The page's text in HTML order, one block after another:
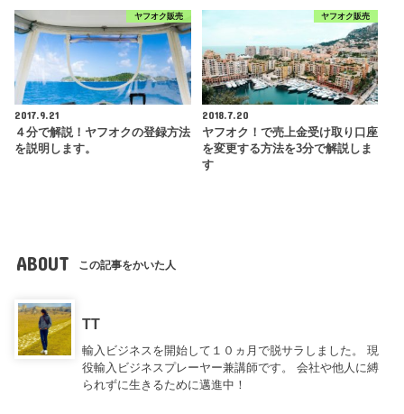
ヤフオク販売
2017.9.21
４分で解説！ヤフオクの登録方法
を説明します。
ヤフオク販売
2018.7.20
ヤフオク！で売上金受け取り口座
を変更する方法を3分で解説しま
す
ABOUT この記事をかいた人
TT
輸入ビジネスを開始して１０ヵ月で脱サラしました。 現
役輸入ビジネスプレーヤー兼講師です。 会社や他人に縛
られずに生きるために邁進中！